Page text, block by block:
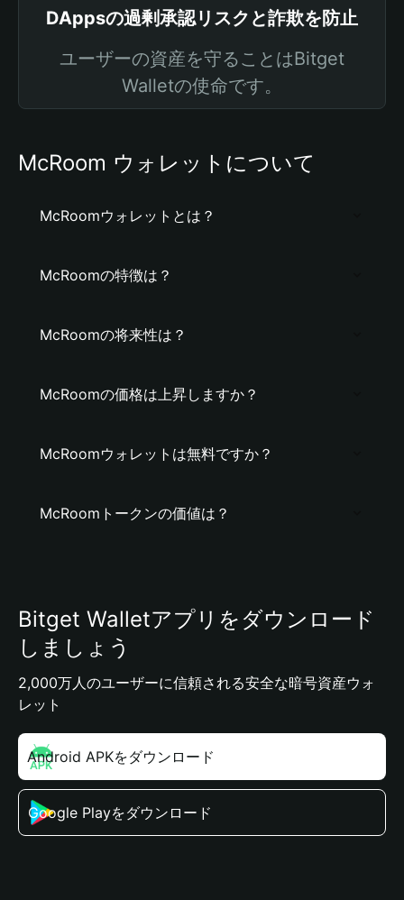
DAppsの過剰承認リスクと詐欺を防止
ユーザーの資産を守ることはBitget
Walletの使命です。
McRoom ウォレットについて
McRoomウォレットとは？
McRoomの特徴は？
McRoomの将来性は？
McRoomの価格は上昇しますか？
McRoomウォレットは無料ですか？
McRoomトークンの価値は？
Bitget Walletアプリをダウンロード
しましょう
2,000万人のユーザーに信頼される安全な暗号資産ウォ
レット
Android APKをダウンロード
Google Playをダウンロード